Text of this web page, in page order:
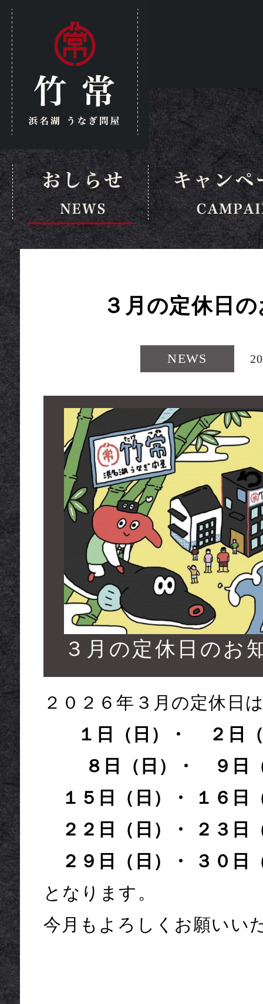
３月の定休日
NEWS
３月の定休日のお
２０２６年３月の定休日
１日（日）・ ２日（
８日（日）・ ９日
１５日（日）・ １６
２２日（日）・ ２３日
２９日（日）・ ３０日
となります。
今月もよろしくお願いい
の国産・浜名湖鰻の白焼き販
EAT
CAMPAIN